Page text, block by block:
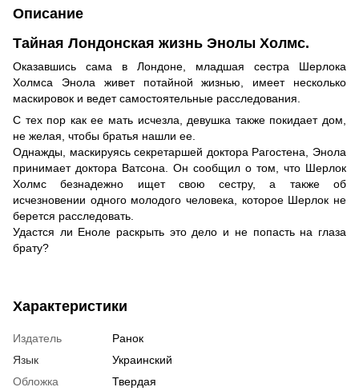
Описание
Тайная Лондонская жизнь Энолы Холмс.
Оказавшись сама в Лондоне, младшая сестра Шерлока
Холмса Энола живет потайной жизнью, имеет несколько
маскировок и ведет самостоятельные расследования.
С тех пор как ее мать исчезла, девушка также покидает дом,
не желая, чтобы братья нашли ее.
Однажды, маскируясь секретаршей доктора Рагостена, Энола
принимает доктора Ватсона. Он сообщил о том, что Шерлок
Холмс безнадежно ищет свою сестру, а также об
исчезновении одного молодого человека, которое Шерлок не
берется расследовать.
Удастся ли Еноле раскрыть это дело и не попасть на глаза
брату?
Характеристики
Издатель
Ранок
Язык
Украинский
Обложка
Твердая